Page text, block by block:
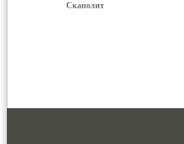
Скаполит